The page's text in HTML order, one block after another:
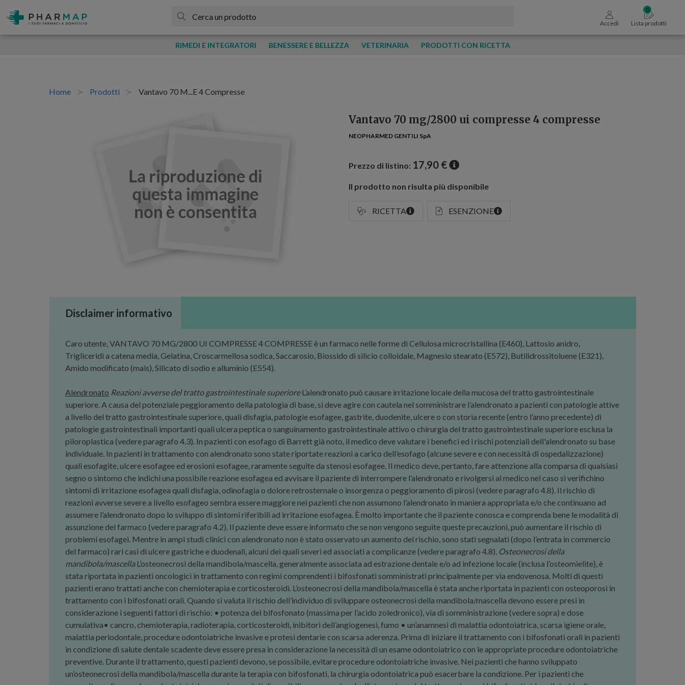
Accedi Lista prodotti
RIMEDI E INTEGRATORI BENESSERE E BELLEZZA VETERINARIA PRODOTTI CON RICETTA
Home Prodotti Vantavo 70 M...e 4 Compresse
Vantavo 70 mg/2800 ui compresse 4 compresse
NEOPHARMED GENTILI SpA
Prezzo di listino: 17,90 €
Il prodotto non risulta più disponibile
RICETTA ESENZIONE
Disclaimer informativo
Caro utente, VANTAVO 70 MG/2800 UI COMPRESSE 4 COMPRESSE è un farmaco nelle forme di Cellulosa microcristallina (E460), Lattosio anidro,
Trigliceridi a catena media, Gelatina, Croscarmellosa sodica, Saccarosio, Biossido di silicio colloidale, Magnesio stearato (E572), Butilidrossitoluene (E321),
Amido modificato (mais), Silicato di sodio e alluminio (E554).
Alendronato Reazioni avverse del tratto gastrointestinale superioreL’alendronato può causare irritazione locale della mucosa del tratto gastrointestinale
superiore. A causa del potenziale peggioramento della patologia di base, si deve agire con cautela nel somministrare l’alendronato a pazienti con patologie attive
a livello del tratto gastrointestinale superiore, quali disfagia, patologie esofagee, gastrite, duodenite, ulcere o con storia recente (entro l’anno precedente) di
patologie gastrointestinali importanti quali ulcera peptica o sanguinamento gastrointestinale attivo o chirurgia del tratto gastrointestinale superiore esclusa la
piloroplastica (vedere paragrafo 4.3). In pazienti con esofago di Barrett già noto, il medico deve valutare i benefici ed i rischi potenziali dell'alendronato su base
individuale. In pazienti in trattamento con alendronato sono state riportate reazioni a carico dell’esofago (alcune severe e con necessità di ospedalizzazione)
quali esofagite, ulcere esofagee ed erosioni esofagee, raramente seguite da stenosi esofagee. Il medico deve, pertanto, fare attenzione alla comparsa di qualsiasi
segno o sintomo che indichi una possibile reazione esofagea ed avvisare il paziente di interrompere l’alendronato e rivolgersi al medico nel caso si verifichino
sintomi di irritazione esofagea quali disfagia, odinofagia o dolore retrosternale o insorgenza o peggioramento di pirosi (vedere paragrafo 4.8). Il rischio di
reazioni avverse severe a livello esofageo sembra essere maggiore nei pazienti che non assumono l’alendronato in maniera appropriata e/o che continuano ad
assumere l’alendronato dopo lo sviluppo di sintomi riferibili ad irritazione esofagea. È molto importante che il paziente conosca e comprenda bene le modalità di
assunzione del farmaco (vedere paragrafo 4.2). Il paziente deve essere informato che se non vengono seguite queste precauzioni, può aumentare il rischio di
problemi esofagei. Mentre in ampi studi clinici con alendronato non è stato osservato un aumento del rischio, sono stati segnalati (dopo l’entrata in commercio
del farmaco) rari casi di ulcere gastriche e duodenali, alcuni dei quali severi ed associati a complicanze (vedere paragrafo 4.8). Osteonecrosi della
mandibola/mascellaL’osteonecrosi della mandibola/mascella, generalmente associata ad estrazione dentale e/o ad infezione locale (inclusa l’osteomielite), è
stata riportata in pazienti oncologici in trattamento con regimi comprendenti i bifosfonati somministrati principalmente per via endovenosa. Molti di questi
pazienti erano trattati anche con chemioterapia e corticosteroidi. L’osteonecrosi della mandibola/mascella è stata anche riportata in pazienti con osteoporosi in
trattamento con i bifosfonati orali. Quando si valuta il rischio dell’individuo di sviluppare osteonecrosi della mandibola/mascella devono essere presi in
considerazione i seguenti fattori di rischio: • potenza del bifosfonato (massima per l’acido zoledronico), via di somministrazione (vedere sopra) e dose
cumulativa• cancro, chemioterapia, radioterapia, corticosteroidi, inibitori dell’angiogenesi, fumo • un’anamnesi di malattia odontoiatrica, scarsa igiene orale,
malattia periodontale, procedure odontoiatriche invasive e protesi dentarie con scarsa aderenza. Prima di iniziare il trattamento con i bifosfonati orali in pazienti
in condizione di salute dentale scadente deve essere presa in considerazione la necessità di un esame odontoiatrico con le appropriate procedure odontoiatriche
preventive. Durante il trattamento, questi pazienti devono, se possibile, evitare procedure odontoiatriche invasive. Nei pazienti che hanno sviluppato
un’osteonecrosi della mandibola/mascella durante la terapia con bifosfonati, la chirurgia odontoiatrica può esacerbare la condizione. Per i pazienti che